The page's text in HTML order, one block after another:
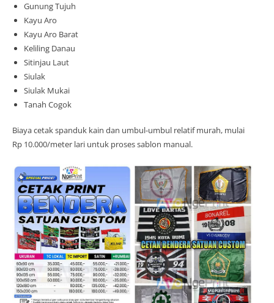
Gunung Tujuh
Kayu Aro
Kayu Aro Barat
Keliling Danau
Sitinjau Laut
Siulak
Siulak Mukai
Tanah Cogok
Biaya cetak spanduk kain dan umbul-umbul relatif murah, mulai
Rp 10.000/meter lari untuk proses sablon manual.